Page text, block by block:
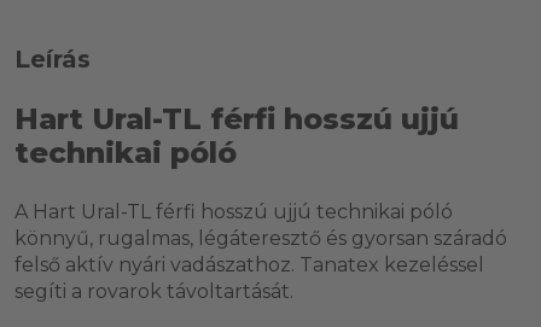
Leírás
Hart Ural-TL férfi hosszú ujjú
technikai póló
A Hart Ural-TL férfi hosszú ujjú technikai póló
könnyű, rugalmas, légáteresztő és gyorsan száradó
felső aktív nyári vadászathoz. Tanatex kezeléssel
segíti a rovarok távoltartását.